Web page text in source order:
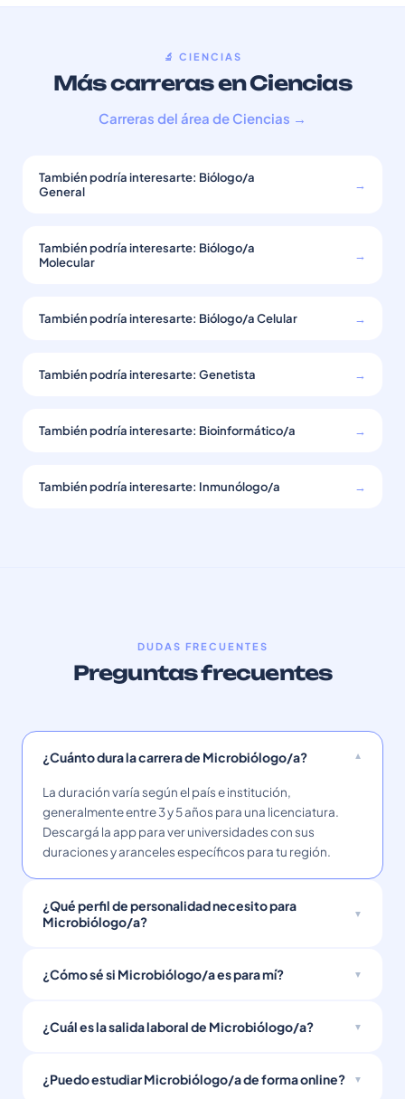
🔬 CIENCIAS
Más carreras en Ciencias
Carreras del área de Ciencias →
También podría interesarte: Biólogo/a
General
→
También podría interesarte: Biólogo/a
Molecular
→
También podría interesarte: Biólogo/a Celular →
También podría interesarte: Genetista →
También podría interesarte: Bioinformático/a →
También podría interesarte: Inmunólogo/a →
DUDAS FRECUENTES
Preguntas frecuentes
¿Cuánto dura la carrera de Microbiólogo/a?
La duración varía según el país e institución,
generalmente entre 3 y 5 años para una licenciatura.
Descargá la app para ver universidades con sus
duraciones y aranceles específicos para tu región.
¿Qué perfil de personalidad necesito para
Microbiólogo/a?
¿Cómo sé si Microbiólogo/a es para mí?
¿Cuál es la salida laboral de Microbiólogo/a?
¿Puedo estudiar Microbiólogo/a de forma online?